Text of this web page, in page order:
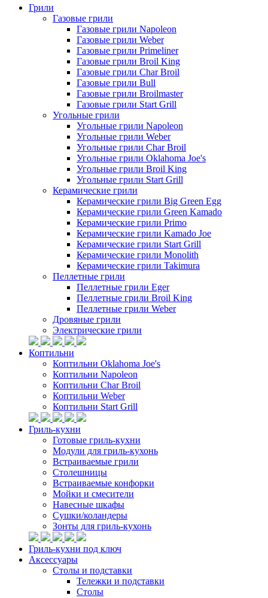
Грили
Газовые грили
Газовые грили Napoleon
Газовые грили Weber
Газовые грили Primeliner
Газовые грили Broil King
Газовые грили Char Broil
Газовые грили Bull
Газовые грили Broilmaster
Газовые грили Start Grill
Угольные грили
Угольные грили Napoleon
Угольные грили Weber
Угольные грили Char Broil
Угольные грили Oklahoma Joe's
Угольные грили Broil King
Угольные грили Start Grill
Керамические грили
Керамические грили Big Green Egg
Керамические грили Green Kamado
Керамические грили Primo
Керамические грили Kamado Joe
Керамические грили Start Grill
Керамические грили Monolith
Керамические грили Takimura
Пеллетные грили
Пеллетные грили Eger
Пеллетные грили Broil King
Пеллетные грили Weber
Дровяные грили
Электрические грили
Коптильни
Коптильни Oklahoma Joe's
Коптильни Napoleon
Коптильни Char Broil
Коптильни Weber
Коптильни Start Grill
Гриль-кухни
Готовые гриль-кухни
Модули для гриль-кухонь
Встраиваемые грили
Столешницы
Встраиваемые конфорки
Мойки и смесители
Навесные шкафы
Сушки/коландеры
Зонты для гриль-кухонь
Гриль-кухни под ключ
Аксессуары
Столы и подставки
Тележки и подставки
Столы